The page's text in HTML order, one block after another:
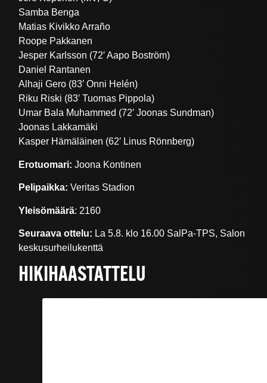
Samba Benga
Matias Kivikko Arraño
Roope Pakkanen
Jesper Karlsson (72′ Aapo Boström)
Daniel Rantanen
Alhaji Gero (83′ Onni Helén)
Riku Riski (83′ Tuomas Pippola)
Umar Bala Muhammed (72′ Joonas Sundman)
Joonas Lakkamäki
Kasper Hämäläinen (62′ Linus Rönnberg)
Erotuomari: Joona Kontinen
Pelipaikka: Veritas Stadion
Yleisömäärä: 2160
Seuraava ottelu: La 5.8. klo 16.00 SalPa-TPS, Salon
keskusurheilukenttä
HIKIHAASTATTELU